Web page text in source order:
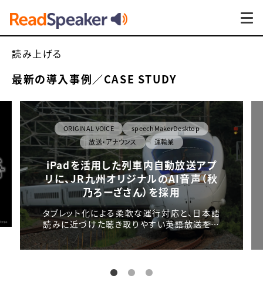
読み上げる
最新の導⼊事例／CASE STUDY
ORIGINAL VOICE
speechMakerDesktop
放送・アナウンス
運輸業
iPadを活用した列車内自動放送アプ
リに、JR九州オリジナルのAI音声（秋
乃ろーざさん）を採用
タブレット化による柔軟な運行対応と、日本語
読みに近づけた聴き取りやすい英語放送を…